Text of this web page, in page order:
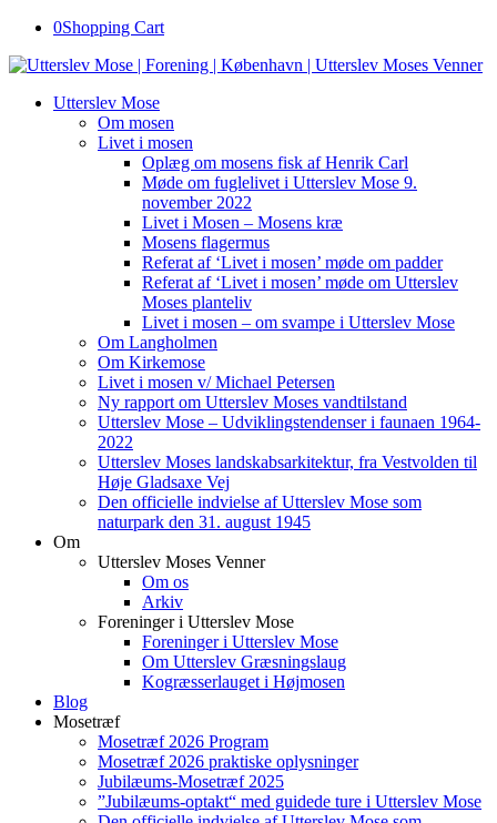
0Shopping Cart
Utterslev Mose
Om mosen
Livet i mosen
Oplæg om mosens fisk af Henrik Carl
Møde om fuglelivet i Utterslev Mose 9.
november 2022
Livet i Mosen – Mosens kræ
Mosens flagermus
Referat af ‘Livet i mosen’ møde om padder
Referat af ‘Livet i mosen’ møde om Utterslev
Moses planteliv
Livet i mosen – om svampe i Utterslev Mose
Om Langholmen
Om Kirkemose
Livet i mosen v/ Michael Petersen
Ny rapport om Utterslev Moses vandtilstand
Utterslev Mose – Udviklingstendenser i faunaen 1964-
2022
Utterslev Moses landskabsarkitektur, fra Vestvolden til
Høje Gladsaxe Vej
Den officielle indvielse af Utterslev Mose som
naturpark den 31. august 1945
Om
Utterslev Moses Venner
Om os
Arkiv
Foreninger i Utterslev Mose
Foreninger i Utterslev Mose
Om Utterslev Græsningslaug
Kogræsserlauget i Højmosen
Blog
Mosetræf
Mosetræf 2026 Program
Mosetræf 2026 praktiske oplysninger
Jubilæums-Mosetræf 2025
”Jubilæums-optakt“ med guidede ture i Utterslev Mose